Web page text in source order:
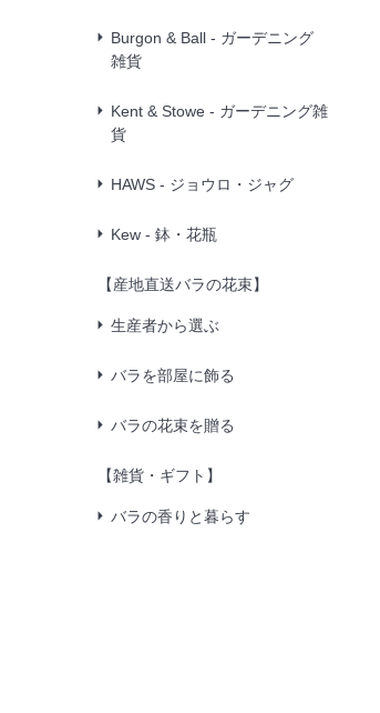
Burgon & Ball - ガーデニング
雑貨
Kent & Stowe - ガーデニング雑
貨
HAWS - ジョウロ・ジャグ
Kew - 鉢・花瓶
【産地直送バラの花束】
生産者から選ぶ
バラを部屋に飾る
バラの花束を贈る
【雑貨・ギフト】
バラの香りと暮らす